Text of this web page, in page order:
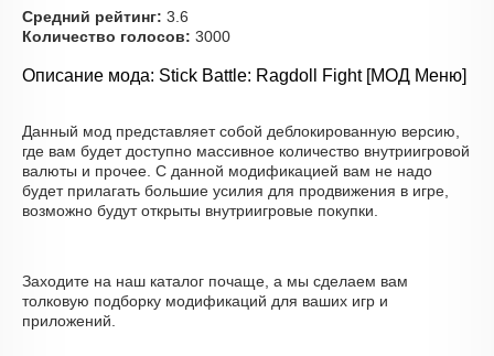
Средний рейтинг: 3.6
Количество голосов: 3000
Описание мода: Stick Battle: Ragdoll Fight [МОД Меню]
Данный мод представляет собой деблокированную версию,
где вам будет доступно массивное количество внутриигровой
валюты и прочее. С данной модификацией вам не надо
будет прилагать большие усилия для продвижения в игре,
возможно будут открыты внутриигровые покупки.
Заходите на наш каталог почаще, а мы сделаем вам
толковую подборку модификаций для ваших игр и
приложений.